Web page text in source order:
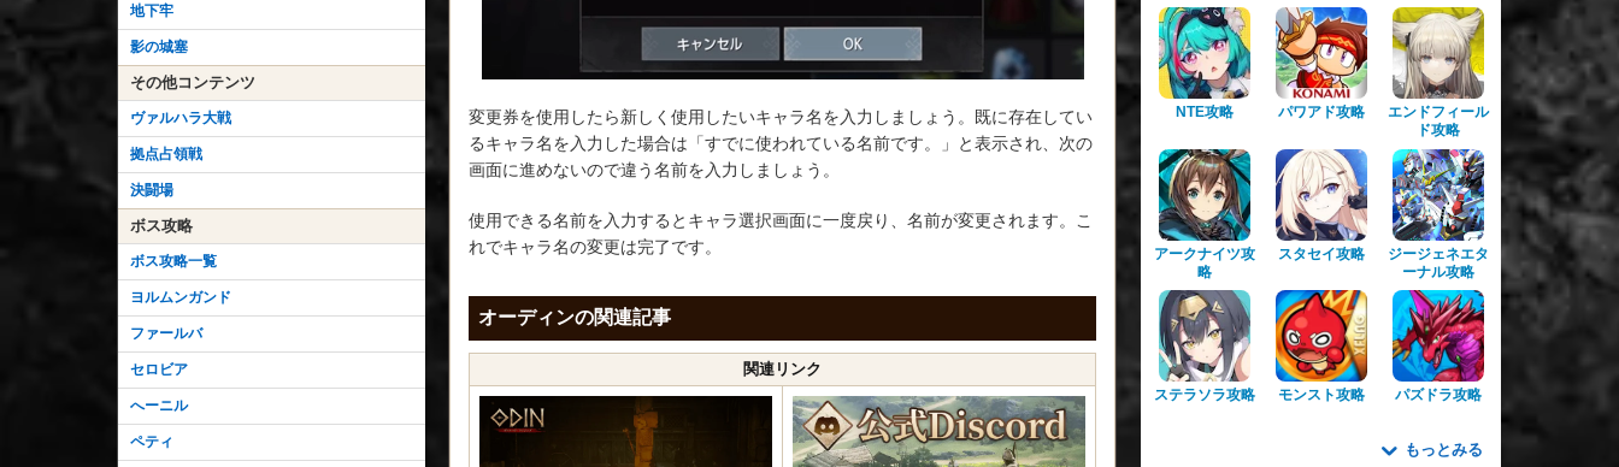
変更券を使用したら新しく使用したいキャラ名を入力しましょう。既に存在してい
るキャラ名を入力した場合は「すでに使われている名前です。」と表示され、次の
画面に進めないので違う名前を入力しましょう。
使用できる名前を入力するとキャラ選択画面に一度戻り、名前が変更されます。こ
れでキャラ名の変更は完了です。
オーディンの関連記事
関連リンク
地下牢
影の城塞
その他コンテンツ
ヴァルハラ大戦
拠点占領戦
決闘場
ボス攻略
ボス攻略一覧
ヨルムンガンド
ファールバ
セロビア
へーニル
ペティ
NTE攻略 パワアド攻略
エンドフィール
ド攻略
アークナイツ攻
略
スタセイ攻略
ジージェネエタ
ーナル攻略
ステラソラ攻略 モンスト攻略 パズドラ攻略
もっとみる